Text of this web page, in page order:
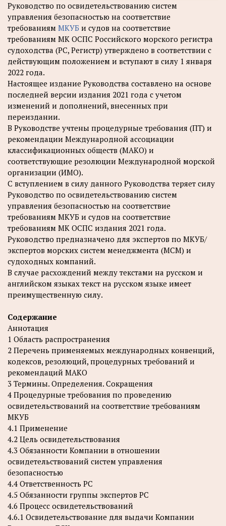
Руководство по освидетельствованию систем
управления безопасностью на соответствие
требованиям МКУБ и судов на соответствие
требованиям МК ОСПС Российского морского регистра
судоходства (РС, Регистр) утверждено в соответствии с
действующим положением и вступают в силу 1 января
2022 года.
Настоящее издание Руководства составлено на основе
последней версии издания 2021 года с учетом
изменений и дополнений, внесенных при
переиздании.
В Руководстве учтены процедурные требования (ПТ) и
рекомендации Международной ассоциации
классификационных обществ (МАКО) и
соответствующие резолюции Международной морской
организации (ИМО).
С вступлением в силу данного Руководства теряет силу
Руководство по освидетельствованию систем
управления безопасностью на соответствие
требованиям МКУБ и судов на соответствие
требованиям МК ОСПС издания 2021 года.
Руководство предназначено для экспертов по МКУБ/
экспертов морских систем менеджмента (МСМ) и
судоходных компаний.
В случае расхождений между текстами на русском и
английском языках текст на русском языке имеет
преимущественную силу.
Содержание
Аннотация
1 Область распространения
2 Перечень применяемых международных конвенций,
кодексов, резолюций, процедурных требований и
рекомендаций МАКО
3 Термины. Определения. Сокращения
4 Процедурные требования по проведению
освидетельствований на соответствие требованиям
МКУБ
4.1 Применение
4.2 Цель освидетельствования
4.3 Обязанности Компании в отношении
освидетельствований систем управления
безопасностью
4.4 Ответственность РС
4.5 Обязанности группы экспертов РС
4.6 Процесс освидетельствований
4.6.1 Освидетельствование для выдачи Компании